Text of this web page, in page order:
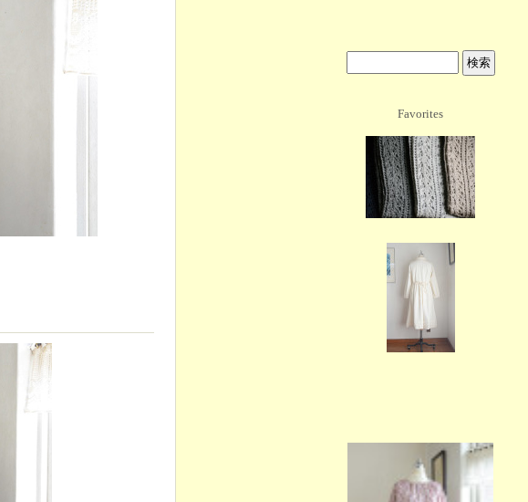
Favorites